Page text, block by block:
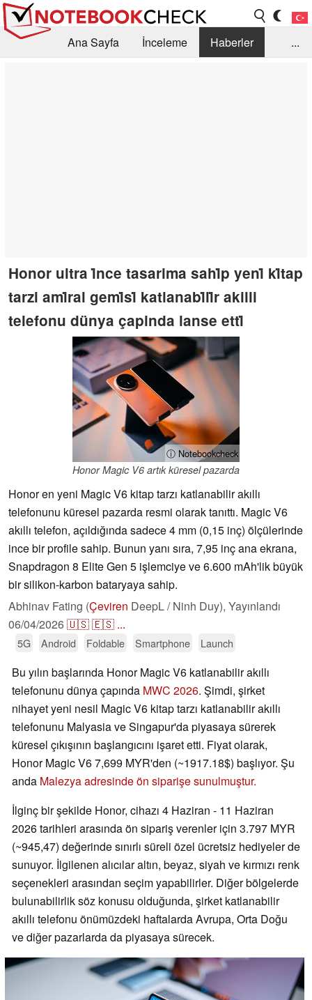
Ana Sayfa İnceleme
Haberler
...
Honor ultra i̇nce tasarima sahi̇p yeni̇ ki̇tap
tarzi ami̇ral gemi̇si̇ katlanabi̇li̇r akilli
telefonu dünya çapinda lanse etti̇
ⓘ Notebookcheck
Honor Magic V6 artık küresel pazarda
Honor en yeni Magic V6 kitap tarzı katlanabilir akıllı
telefonunu küresel pazarda resmi olarak tanıttı. Magic V6
akıllı telefon, açıldığında sadece 4 mm (0,15 inç) ölçülerinde
ince bir profile sahip. Bunun yanı sıra, 7,95 inç ana ekrana,
Snapdragon 8 Elite Gen 5 işlemciye ve 6.600 mAh'lik büyük
bir silikon-karbon bataryaya sahip.
Abhinav Fating (Çeviren DeepL / Ninh Duy), Yayınlandı
06/04/2026🇺🇸🇪🇸 ...
5G Android Foldable Smartphone Launch
Bu yılın başlarında Honor Magic V6 katlanabilir akıllı
telefonunu dünya çapında MWC 2026. Şimdi, şirket
nihayet yeni nesil Magic V6 kitap tarzı katlanabilir akıllı
telefonunu Malyasia ve Singapur'da piyasaya sürerek
küresel çıkışının başlangıcını işaret etti. Fiyat olarak,
Honor Magic V6 7,699 MYR'den (~1917.18$) başlıyor. Şu
anda Malezya adresinde ön siparişe sunulmuştur.
İlginç bir şekilde Honor, cihazı 4 Haziran - 11 Haziran
2026 tarihleri arasında ön sipariş verenler için 3.797 MYR
(~945,47) değerinde sınırlı süreli özel ücretsiz hediyeler de
sunuyor. İlgilenen alıcılar altın, beyaz, siyah ve kırmızı renk
seçenekleri arasından seçim yapabilirler. Diğer bölgelerde
bulunabilirlik söz konusu olduğunda, şirket katlanabilir
akıllı telefonu önümüzdeki haftalarda Avrupa, Orta Doğu
ve diğer pazarlarda da piyasaya sürecek.